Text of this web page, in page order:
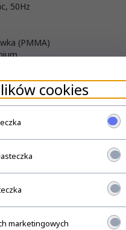
50Hz
(PMMA)
009905
4000-4500K
28
1W Power LED Epistar
1
cookies
marketingowych